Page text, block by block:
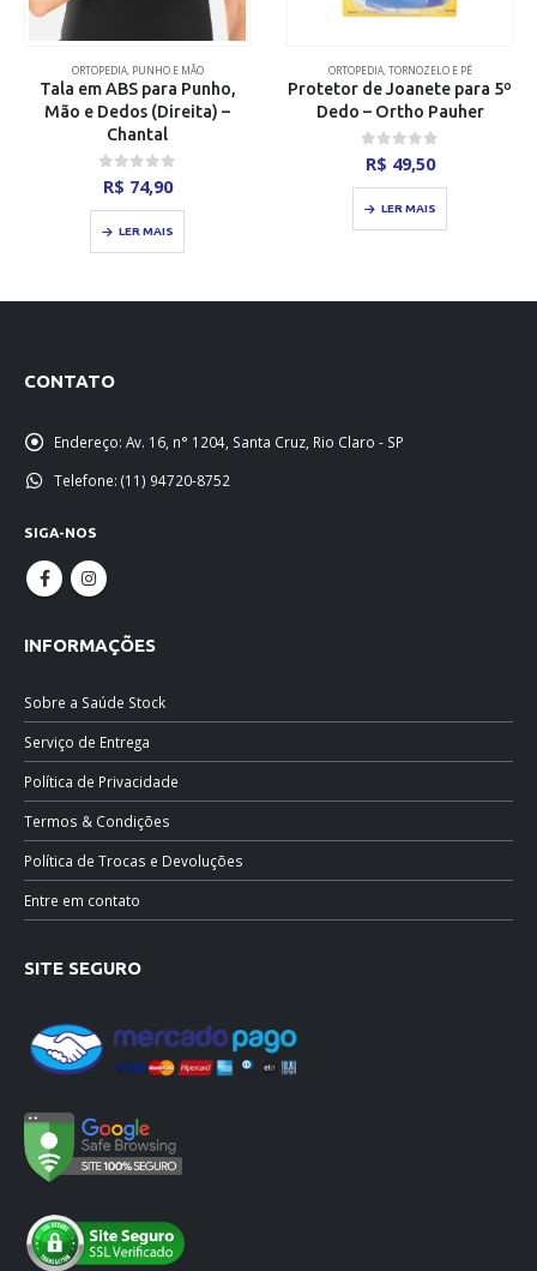
ORTOPEDIA, PUNHO E MÃO
Tala em ABS para Punho,
Mão e Dedos (Direita) –
Chantal
0out of 5
R$ 74,90
LER MAIS
ORTOPEDIA, TORNOZELO E PÉ
Protetor de Joanete para 5º
Dedo – Ortho Pauher
0out of 5
R$ 49,50
LER MAIS
CONTATO
Endereço: Av. 16, n° 1204, Santa Cruz, Rio Claro - SP
Telefone: (11) 94720-8752
SIGA-NOS
INFORMAÇÕES
Sobre a Saúde Stock
Serviço de Entrega
Política de Privacidade
Termos & Condições
Política de Trocas e Devoluções
Entre em contato
SITE SEGURO